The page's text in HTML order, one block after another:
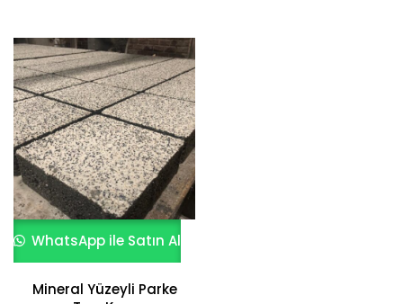
WhatsApp ile Satın Al
Mineral Yüzeyli Parke